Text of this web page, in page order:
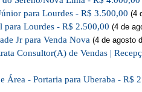
para Lourdes - R$ 3.500,00 (4
para Lourdes - R$ 2.500,00 (4 de
Jr para Venda Nova (4 de agosto
Consultor(A) de Vendas |
Área - Portaria para Uberaba - R$